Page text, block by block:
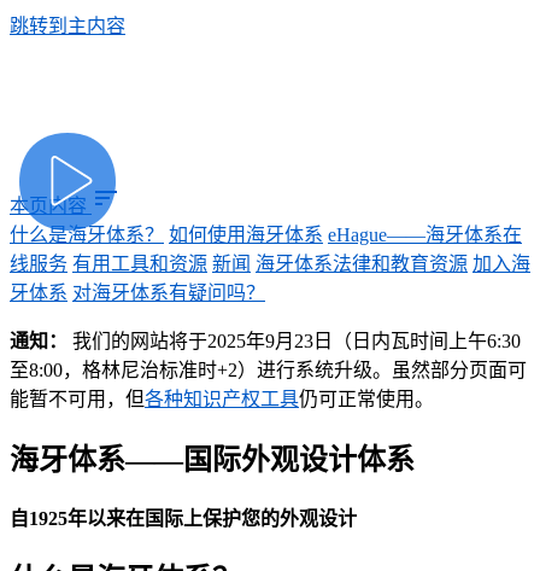
跳转到主内容
本页内容 sort
什么是海牙体系？ 如何使用海牙体系 eHague——海牙体系在
线服务 有用工具和资源 新闻 海牙体系法律和教育资源 加入海
牙体系 对海牙体系有疑问吗？
通知：
我们的网站将于2025年9月23日（日内瓦时间上午6:30
至8:00，格林尼治标准时+2）进行系统升级。虽然部分页面可
能暂不可用，但各种知识产权工具仍可正常使用。
海牙体系——国际外观设计体系
自1925年以来在国际上保护您的外观设计